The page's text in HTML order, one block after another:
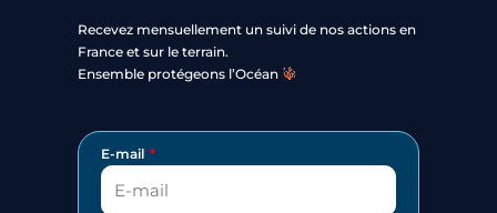
Recevez mensuellement un suivi de nos actions en
France et sur le terrain.
Ensemble protégeons l’Océan
E-mail